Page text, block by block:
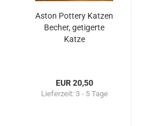
Aston Pottery Katzen
Becher, getigerte
Katze
EUR 20,50
Lieferzeit: 3 - 5 Tage